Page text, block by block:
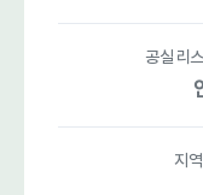
세밀
공실 리
지
단 1
전
세밀
공실 리
지